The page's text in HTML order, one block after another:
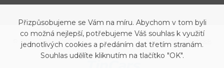
© 2019 - 2021 Carisin.cz Archiv vozů Facebook
Přizpůsobujeme se Vám na míru. Abychom v tom byli
co možná nejlepší, potřebujeme Váš souhlas k využití
jednotlivých cookies a předáním dat třetím stranám.
Souhlas udělíte kliknutím na tlačítko "OK".